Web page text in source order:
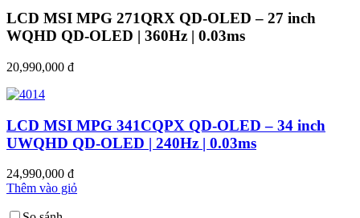
LCD MSI MPG 271QRX QD-OLED – 27 inch
WQHD QD-OLED | 360Hz | 0.03ms
20,990,000 đ
LCD MSI MPG 341CQPX QD-OLED – 34 inch
UWQHD QD-OLED | 240Hz | 0.03ms
24,990,000 đ
Thêm vào giỏ